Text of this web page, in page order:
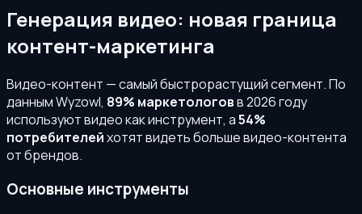
Генерация видео: новая граница
контент-маркетинга
Видео-контент — самый быстрорастущий сегмент. По
данным Wyzowl, 89% маркетологовв 2026 году
используют видео как инструмент, а54%
потребителейхотят видеть больше видео-контента
от брендов.
Основные инструменты